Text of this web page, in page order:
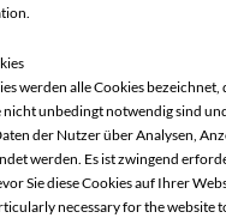
werden alle Cookies bezeichnet,
unbedingt notwendig sind
der Nutzer über Analysen,
werden. Es ist zwingend
Sie diese Cookies auf Ihrer
necessary for the website